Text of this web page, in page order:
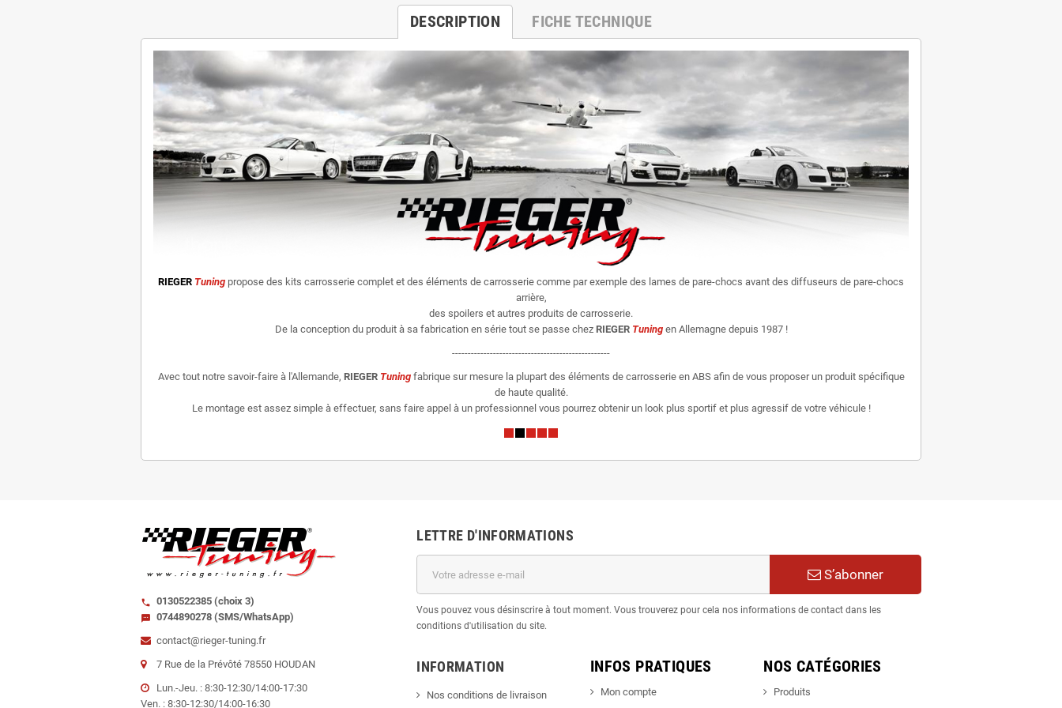
DESCRIPTION FICHE TECHNIQUE
RIEGER Tuning propose des kits carrosserie complet et des éléments de carrosserie comme par exemple des lames de pare-chocs avant des diffuseurs de pare-chocs
arrière,
des spoilers et autres produits de carrosserie.
De la conception du produit à sa fabrication en série tout se passe chez RIEGER Tuningen Allemagne depuis 1987 !
--------------------------------------------------
Avec tout notre savoir-faire à l'Allemande, RIEGER Tuning fabrique sur mesure la plupart des éléments de carrosserie en ABS afin de vous proposer un produit spécifique
de haute qualité.
Le montage est assez simple à effectuer, sans faire appel à un professionnel vous pourrez obtenir un look plus sportif et plus agressif de votre véhicule !
call 0130522385 (choix 3)
sms
0744890278 (SMS/WhatsApp)
contact@rieger-tuning.fr
7 Rue de la Prévôté 78550 HOUDAN
Lun.-Jeu. : 8:30-12:30/14:00-17:30
Ven. : 8:30-12:30/14:00-16:30
LETTRE D'INFORMATIONS
S’abonner
Vous pouvez vous désinscrire à tout moment. Vous trouverez pour cela nos informations de contact dans les
conditions d'utilisation du site.
INFORMATION
Nos conditions de livraison
INFOS PRATIQUES
Mon compte
NOS CATÉGORIES
Produits